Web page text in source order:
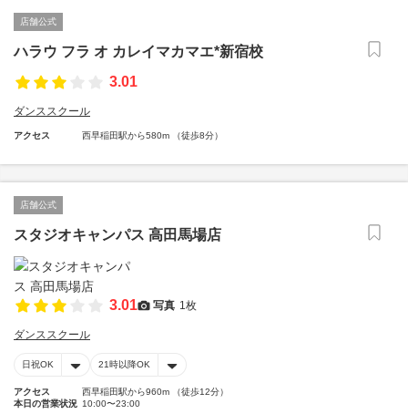
店舗公式
ハラウ フラ オ カレイマカマエ*新宿校
3.01
ダンススクール
アクセス 西早稲田駅から580m （徒歩8分）
店舗公式
スタジオキャンパス 高田馬場店
3.01 写真 1枚
ダンススクール
日祝OK 21時以降OK
アクセス
西早稲田駅から960m （徒歩12分）
本日の営業状況 10:00〜23:00